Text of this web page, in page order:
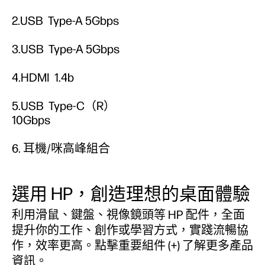
2.USB Type-A 5Gbps
3.USB Type-A 5Gbps
4.HDMI 1.4b
5.USB Type-C（R）
10Gbps
6. 耳機/咪高峰組合
選用 HP，創造理想的桌面體驗
利用滑鼠、鍵盤、視像鏡頭等 HP 配件，全面
提升你的工作、創作或學習方式，實踐流暢協
作，效率更高。點擊重要組件 (+) 了解更多產品
資訊。